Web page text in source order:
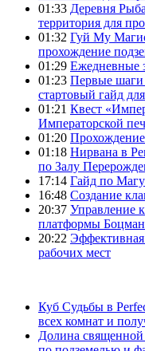
01:33 Деревня
территория для
01:32 Гуй Му
прохождение
01:29 Ежедневные
01:23 Первые
стартовый гайд
01:21 Квест
Императорской
01:20
01:18 Нирвана в
по Залу
17:14 Гайд по Магу
16:48 Создание
20:37 Управление
платформы Боцман
20:22 Эффективная
рабочих мест
Куб Судьбы в
всех комнат и
Долина